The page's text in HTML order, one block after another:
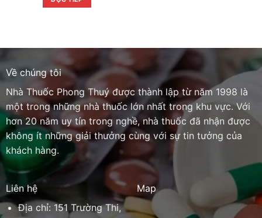
Về chúng tôi
Nhà Thuốc Phong Thuý được thành lập từ năm 1998 là
một trong những nhà thuốc lớn nhất trong khu vực. Với
hơn 20 năm uy tín trong nghề, nhà thuốc đã nhận được
không ít những giải thưởng cùng với sự tin tưởng của
khách hàng.
Liên hệ
Địa chỉ: 151 Trường Thi,
Map